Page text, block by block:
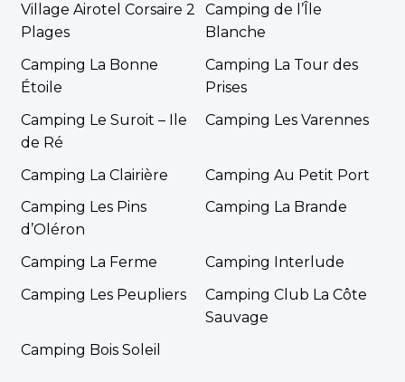
Village Airotel Corsaire 2
Plages
Camping de l’Île
Blanche
Camping La Bonne
Étoile
Camping La Tour des
Prises
Camping Le Suroit – Ile
de Ré
Camping Les Varennes
Camping La Clairière
Camping Au Petit Port
Camping Les Pins
d’Oléron
Camping La Brande
Camping La Ferme
Camping Interlude
Camping Les Peupliers
Camping Club La Côte
Sauvage
Camping Bois Soleil